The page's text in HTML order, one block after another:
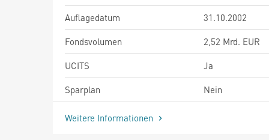
Auflagedatum
31.10.2002
Fondsvolumen
2,52 Mrd. EUR
UCITS
Ja
Sparplan
Nein
Weitere Informationen